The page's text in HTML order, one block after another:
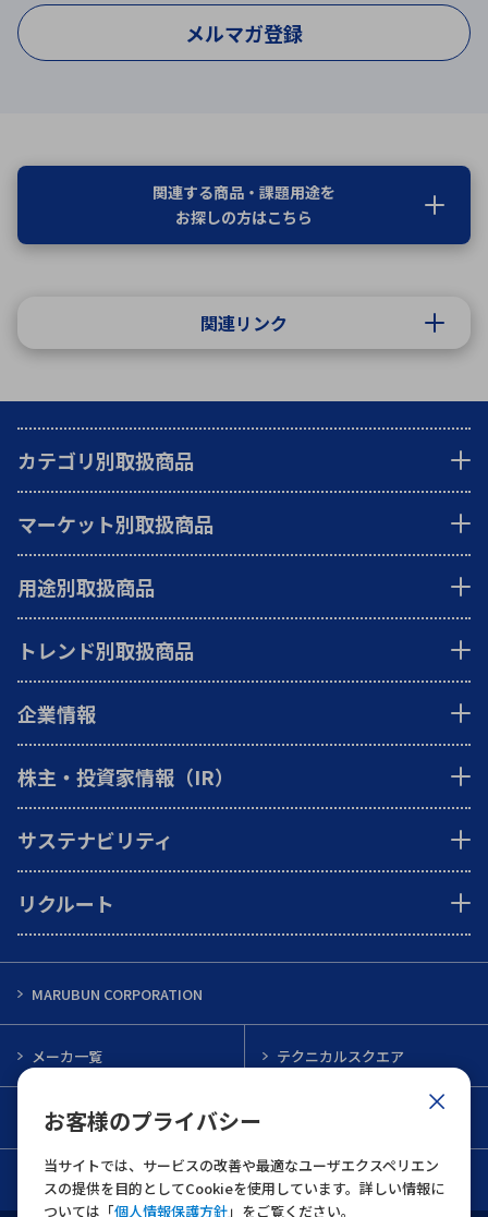
お客様のプライバシー
当サイトでは、サービスの改善や最適なユーザエクスペリエン
スの提供を目的としてCookieを使用しています。詳しい情報に
ついては「個人情報保護方針」をご覧ください。
メルマガ登録
関連する商品・課題用途を
お探しの方はこちら
関連リンク
カテゴリ別取扱商品
マーケット別取扱商品
用途別取扱商品
トレンド別取扱商品
企業情報
株主・投資家情報（IR）
サステナビリティ
リクルート
MARUBUN CORPORATION
メーカ一覧 テクニカルスクエア
インフォメーション
お問い合わせ